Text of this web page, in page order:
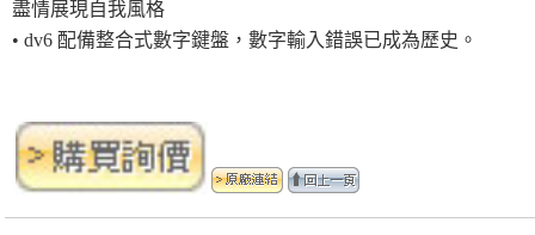
盡情展現自我風格
• dv6 配備整合式數字鍵盤，數字輸入錯誤已成為歷史。